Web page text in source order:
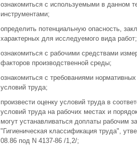
ознакомиться с используемыми в данном
инструментами;
определить потенциальную опасность,
характерных для исследуемого вида работ;
ознакомиться с рабочими средствами
факторов производственной среды;
ознакомиться с требованиями
условий труда;
произвести оценку условий труда в
условий труда на рабочих местах и
могут устанавливаться доплаты рабочим
"Гигиеническая классификация труда",
08.86 под N 4137-86 /1,2/;